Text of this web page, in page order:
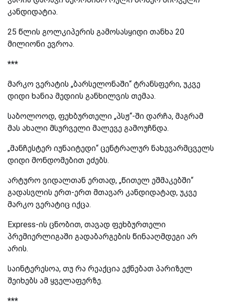
კანდიდატია.
25 წლის გოლკიპერის გამოსასყიდი თანხა 20
მილიონი ევროა.
***
მარკო ვერატის „ბარსელონაში“ ტრანსფერი, უკვე
დიდი ხანია მედიის განხილვის თემაა.
საბოლოოდ, ფეხბურთელი „პსჟ“-ში დარჩა, მაგრამ
მას ახალი მსურველი მალევე გამოუჩნდა.
„მანჩესტერ იუნაიტედი“ ცენტრალურ ნახევარმცველს
დიდი მონდომებით ეძებს.
არტურო ვიდალთან ერთად, „წითელ ეშმაკებში“
გადასვლის ერთ-ერთ მთავარ კანდიდატად, უკვე
მარკო ვერატიც იქცა.
Express-ის ცნობით, თავად ფეხბურთელი
პრემიერლიგაში გადაბარგების წინააღმდეგი არ
არის.
საინტერესოა, თუ რა რეაქცია ექნებათ პარიზელ
შეიხებს ამ ყველაფერზე.